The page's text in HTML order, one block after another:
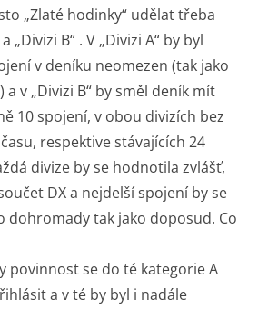
„Zlaté hodinky“ udělat třeba
„Divizi B“ . V „Divizi A“ by byl
v deníku neomezen (tak jako
a v „Divizi B“ by směl deník mít
10 spojení, v obou divizích bez
respektive stávajících 24
divize by se hodnotila zvlášť,
DX a nejdelší spojení by se
dohromady tak jako doposud. Co
povinnost se do té kategorie A
a v té by byl i nadále